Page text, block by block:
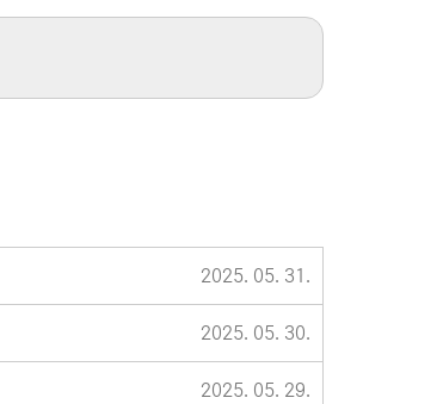
2025. 05. 31.
2025. 05. 30.
2025. 05. 29.